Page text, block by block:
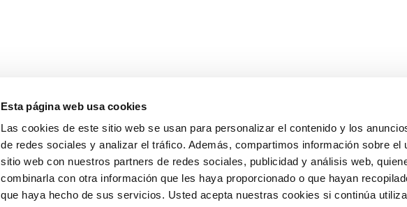
Esta página web usa cookies
Las cookies de este sitio web se usan para personalizar el contenido y los
de redes sociales y analizar el tráfico. Además, compartimos información sobre el
sitio web con nuestros partners de redes sociales, publicidad y análisis web,
combinarla con otra información que les haya proporcionado o que hayan
que haya hecho de sus servicios. Usted acepta nuestras cookies si continúa